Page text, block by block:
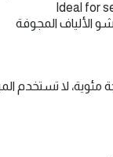
Ideal for
الألياف المجوفة
في الغسالة على 30 درجة